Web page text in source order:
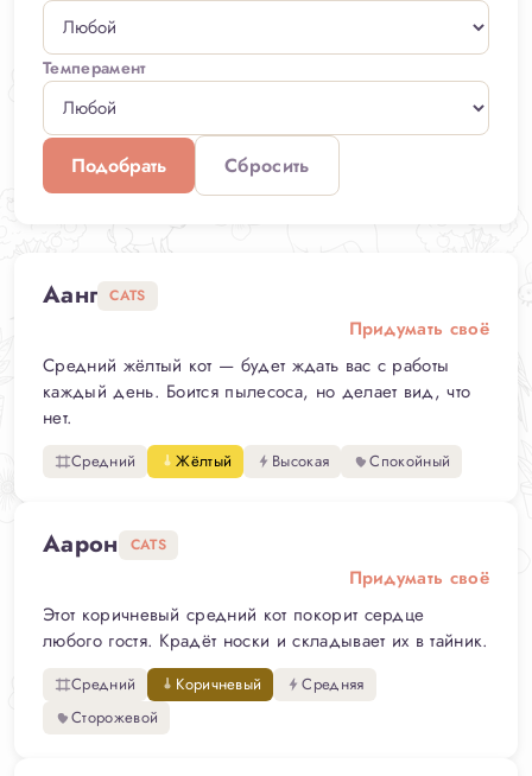
Темперамент
Подобрать Сбросить
Аанг CATS
Придумать своё
Средний жёлтый кот — будет ждать вас с работы
каждый день. Боится пылесоса, но делает вид, что
нет.
Средний Жёлтый Высокая Спокойный
Аарон CATS
Придумать своё
Этот коричневый средний кот покорит сердце
любого гостя. Крадёт носки и складывает их в тайник.
Средний Коричневый
Средняя
Сторожевой